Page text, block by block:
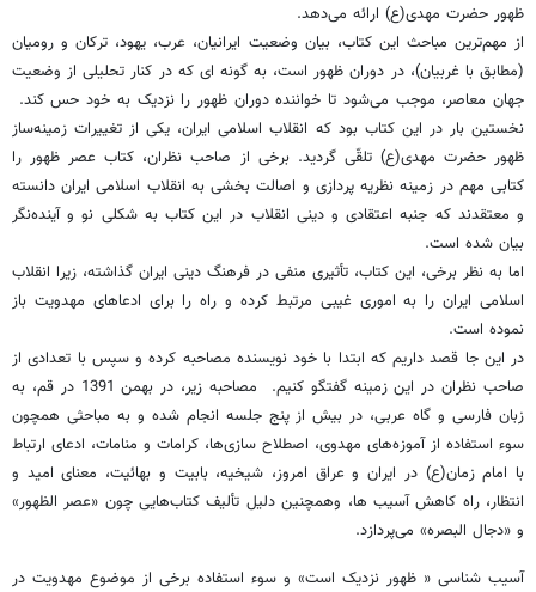
ظهور حضرت مهدی(ع) ارائه می‌دهد.
از مهم‌ترین مباحث این کتاب، بیان وضعیت ایرانیان، عرب، یهود، ترکان و رومیان
(مطابق با غربیان)، در دوران ظهور است، به گونه ای که در کنار تحلیلی از وضعیت
جهان معاصر، موجب می‌شود تا خواننده دوران ظهور را نزدیک به خود حس کند.
نخستین بار در این کتاب بود که انقلاب اسلامی ایران، یکی از تغییرات زمینه‌ساز
ظهور حضرت مهدی(ع) تلقّی گردید. برخی از صاحب نظران، کتاب عصر ظهور را
کتابی مهم در زمینه نظریه پردازی و اصالت بخشی به انقلاب اسلامی ایران دانسته
و معتقدند که جنبه اعتقادی و دینی انقلاب در این کتاب به شکلی نو و آینده‌نگر
بیان شده است.
اما به نظر برخی، این کتاب، تأثیری منفی در فرهنگ دینی ایران گذاشته، زیرا انقلاب
اسلامی ایران را به اموری غیبی مرتبط کرده و راه را برای ادعاهای مهدویت باز
نموده است.
در این جا قصد داریم که ابتدا با خود نویسنده مصاحبه کرده و سپس با تعدادی از
صاحب نظران در این زمینه گفتگو کنیم. مصاحبه زیر، در بهمن 1391 در قم، به
زبان فارسی و گاه عربی، در بیش از پنج جلسه انجام شده و به مباحثی همچون
سوء استفاده از آموزه‌های مهدوی، اصطلاح سازی‌ها، کرامات و منامات، ادعای ارتباط
با امام زمان(ع) در ایران و عراق امروز، شیخیه، بابیت و بهائیت، معنای امید و
انتظار، راه کاهش آسیب ها، وهمچنین دلیل تألیف کتاب‌هایی چون «عصر الظهور»
و «دجال البصره» می‌پردازد.
آسیب شناسی « ظهور نزدیک است» و سوء استفاده برخی از موضوع مهدویت در